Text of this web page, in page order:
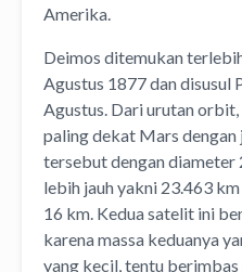
Amerika.
Deimos ditemukan
Agustus 1877 dan disusul
Agustus. Dari urutan
paling dekat Mars
tersebut dengan diameter
lebih jauh yakni 23.463
16 km. Kedua satelit ini
karena massa keduanya
yang kecil, tentu